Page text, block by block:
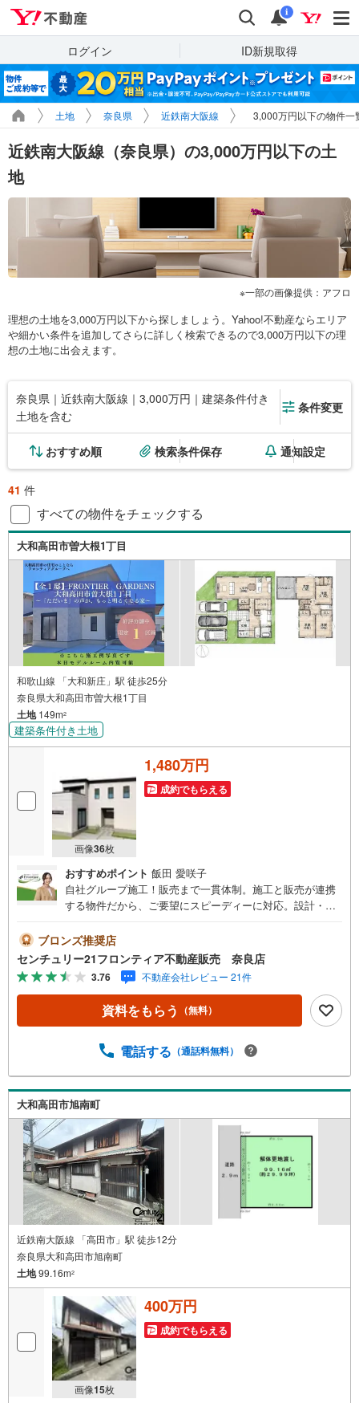
検索 通知
i
ログイン ID新規取得
土地 奈良県 近鉄南大阪線 3,000万円以下の物件一
近鉄南大阪線（奈良県）の3,000万円以下の土
地
一部の画像提供：アフロ
理想の土地を3,000万円以下から探しましょう。Yahoo!不動産ならエリア
や細かい条件を追加してさらに詳しく検索できるので3,000万円以下の理
想の土地に出会えます。
奈良県｜近鉄南大阪線｜3,000万円｜建築条件付き
土地を含む
条件変更
おすすめ順 検索条件保存 通知設定
41 件
すべての物件をチェックする
大和高田市曽大根1丁目
和歌山線 「大和新庄」駅 徒歩25分
奈良県大和高田市曽大根1丁目
土地149m2
建築条件付き土地
画像36枚
1,480万円
成約でもらえる
おすすめポイント 飯田 愛咲子
自社グループ施工！販売まで一貫体制。施工と販売が連携
する物件だから、ご要望にスピーディーに対応。設計・性
や老後も見据えた資金計画をサポートします！～自社ブラ
ンド物件:建売価格で「理想」を諦めない住まい～■なぜ建
売価格で「理想」が叶うのか？ 施工から販売までグループ
内で完結させることで中間コストを徹底カット。その分を
「広さ」と「性能」に還元しました■「お金の理想」も諦め
ない。専属FPによる無料相談 ・家計の「見える化」で安心
計シミュレーションを作成します。 ・プロならではのアド
た疑問から住宅ローンの最大活用まで、家計を守る具体的
なプランをご提案「自分らしい家」と「安心できる将来」
どちらもフロンティアで叶えませんか？当日の現地見学・F
P相談も受付中です
ブロンズ推奨店
センチュリー21フロンティア不動産販売 奈良店
3.76 不動産会社レビュー 21件
資料をもらう （無料）
電話する （通話料無料）
大和高田市旭南町
近鉄南大阪線 「高田市」駅 徒歩12分
奈良県大和高田市旭南町
土地99.16m2
画像15枚
400万円
成約でもらえる